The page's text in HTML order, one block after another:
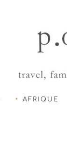
AFRIQUE